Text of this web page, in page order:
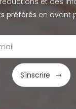
préférés en avant
S'inscrire